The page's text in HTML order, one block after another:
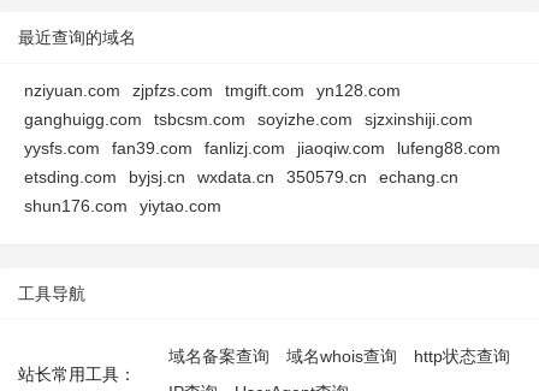
最近查询的域名
nziyuan.com zjpfzs.com tmgift.com
yn128.com
ganghuigg.com
tsbcsm.com soyizhe.com
sjzxinshiji.com
yysfs.com
fan39.com fanlizj.com jiaoqiw.com
lufeng88.com
etsding.com
byjsj.cn wxdata.cn 350579.cn
echang.cn
shun176.com
yiytao.com
工具导航
站长常用工具：
域名备案查询 域名whois查询
http状态查询